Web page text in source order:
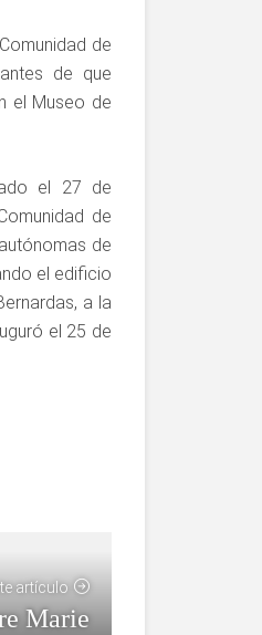
de
de que
el Museo de
el 27 de
de
de
el edificio
a la
el 25 de
artículo
Marie